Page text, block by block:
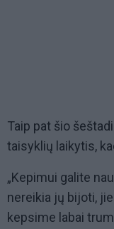
Taip pat šio
taisyklių laikytis,
„Kepimui galite
nereikia jų bijoti,
kepsime labai